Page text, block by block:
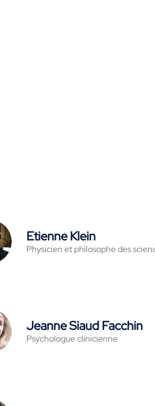
Etienne Klein
Physicien et philosophe des
Jeanne Siaud Facchin
Psychologue clinicienne